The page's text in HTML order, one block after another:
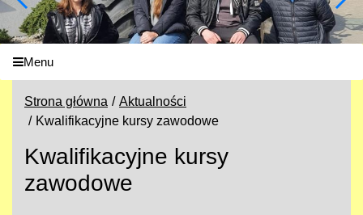
Menu
Strona główna
Aktualności
Kwalifikacyjne kursy zawodowe
Kwalifikacyjne kursy
zawodowe